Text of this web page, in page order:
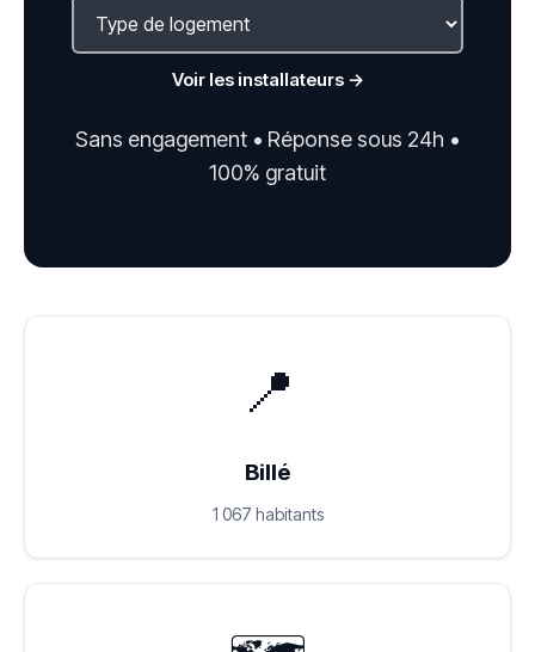
Voir les installateurs →
Sans engagement • Réponse sous 24h •
100% gratuit
📍
Billé
1 067 habitants